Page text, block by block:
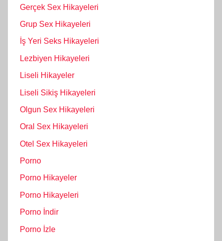
Gerçek Sex Hikayeleri
Grup Sex Hikayeleri
İş Yeri Seks Hikayeleri
Lezbiyen Hikayeleri
Liseli Hikayeler
Liseli Sikiş Hikayeleri
Olgun Sex Hikayeleri
Oral Sex Hikayeleri
Otel Sex Hikayeleri
Porno
Porno Hikayeler
Porno Hikayeleri
Porno İndir
Porno İzle